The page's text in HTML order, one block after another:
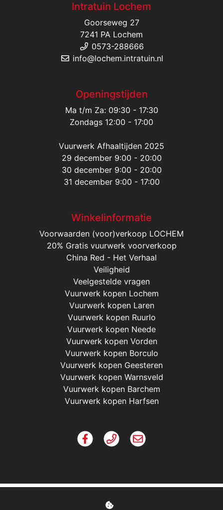
Intratuin Lochem
Goorseweg 27
7241 PA Lochem
0573-288666
info@lochem.intratuin.nl
Openingstijden
Ma t/m Za: 09:30 - 17:30
Zondags 12:00 - 17:00
Vuurwerk Afhaaltijden 2025
29 december 9:00 - 20:00
30 december 9:00 - 20:00
31 december 9:00 - 17:00
Winkelinformatie
Voorwaarden (voor)verkoop LOCHEM
20% Gratis vuurwerk voorverkoop
China Red - Het Verhaal
Veiligheid
Veelgestelde vragen
Vuurwerk kopen Lochem
Vuurwerk kopen Laren
Vuurwerk kopen Ruurlo
Vuurwerk kopen Neede
Vuurwerk kopen Vorden
Vuurwerk kopen Borculo
Vuurwerk kopen Geesteren
Vuurwerk kopen Warnsveld
Vuurwerk kopen Barchem
Vuurwerk kopen Harfsen